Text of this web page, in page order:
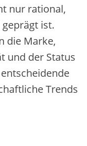
n‬ur rational,
ist.
d‬ie Marke,
u‬nd d‬er Status
Trends